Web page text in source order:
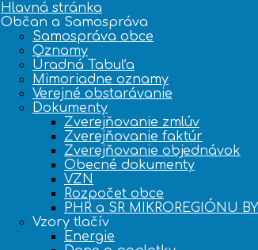
Hlavná stránka
Občan a Samospráva
Samospráva obce
Oznamy
Úradná Tabuľa
Mimoriadne oznamy
Verejné obstarávanie
Dokumenty
Zverejňovanie zmlúv
Zverejňovanie faktúr
Zverejňovanie objednávok
Obecné dokumenty
VZN
Rozpočet obce
PHR a SR MIKROREGIÓNU
Vzory tlačív
Energie